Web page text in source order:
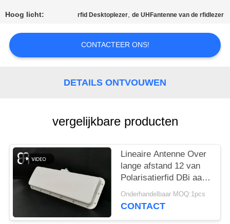
ONS
NIEUWS
VERZOEK
OM
EEN
CITAAT
SITEMAP
Hoog licht: rfid Desktoplezer,de UHFantenne van de rfidlezer
CONTACTEER ONS!
DETAILS ONTVOUWEN
vergelijkbare producten
Lineaire Antenne Over
lange afstand 12 van
Polarisatierfid DBi aan
het UHFbeheer van het
Bandvoertuig
Onderhandelbaar MOQ:1pcs
CONTACT